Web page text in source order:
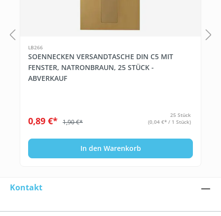
LB266
SOENNECKEN VERSANDTASCHE DIN C5 MIT
FENSTER, NATRONBRAUN, 25 STÜCK -
ABVERKAUF
0,89 €* 1,90 €*
25 Stück
(0,04 €* / 1 Stück)
In den Warenkorb
Kontakt